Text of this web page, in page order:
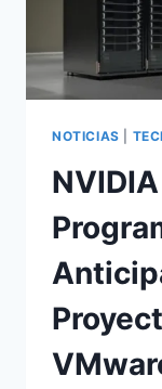
LAS
NOTICIAS